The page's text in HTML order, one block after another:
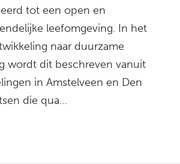
tot een open en
leefomgeving. In het
naar duurzame
wordt dit beschreven vanuit
in Amstelveen en Den
die qua…